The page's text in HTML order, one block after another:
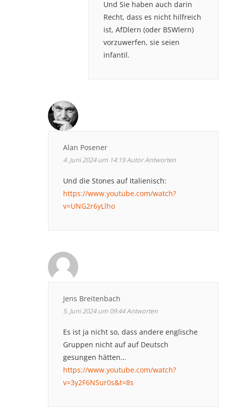
Und Sie haben auch darin
Recht, dass es nicht hilfreich
ist, AfDlern (oder BSWlern)
vorzuwerfen, sie seien
infantil.
Alan Posener
4. Juni 2024 um 14:19AutorAntworten
Und die Stones auf Italienisch:
https://www.youtube.com/watch?
v=UNG2r6yLlho
Jens Breitenbach
5. Juni 2024 um 09:44Antworten
Es ist ja nicht so, dass andere englische
Gruppen nicht auf auf Deutsch
gesungen hätten…
https://www.youtube.com/watch?
v=3y2F6NSur0s&t=8s